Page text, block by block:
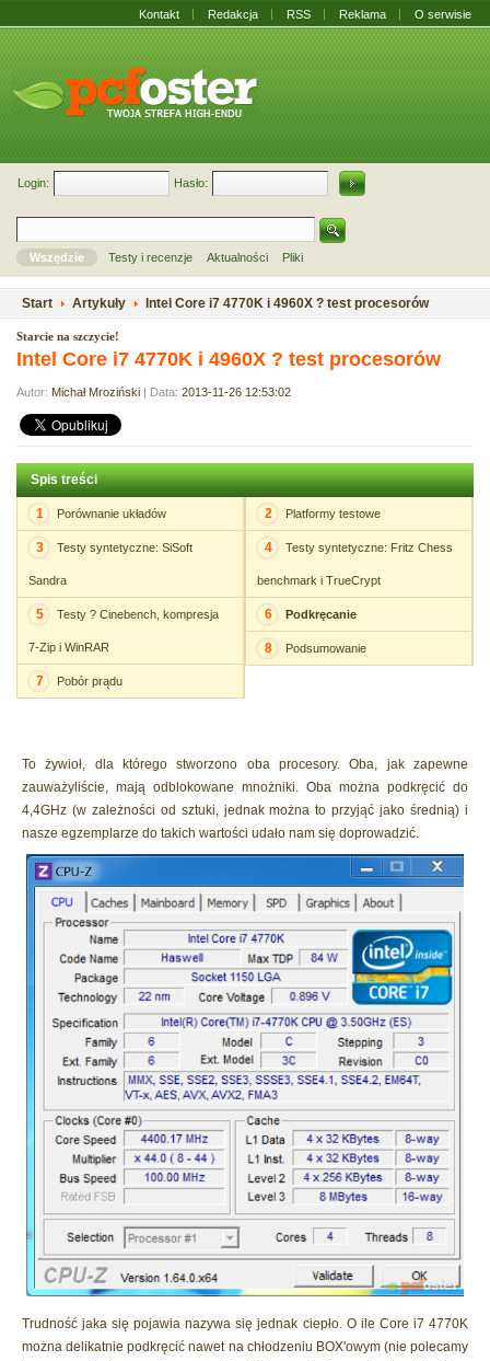
Kontakt Redakcja RSS Reklama O serwisie
Login: Hasło:
Wszędzie Testy i recenzje Aktualności Pliki
Start Artykuły Intel Core i7 4770K i 4960X ? test procesorów
Starcie na szczycie!
Intel Core i7 4770K i 4960X ? test procesorów
Autor: Michał Mroziński | Data: 2013-11-26 12:53:02
Spis treści
1 Porównanie układów
3 Testy syntetyczne: SiSoft
Sandra
5 Testy ? Cinebench, kompresja
7-Zip i WinRAR
7 Pobór prądu
2 Platformy testowe
4 Testy syntetyczne: Fritz Chess
benchmark i TrueCrypt
6 Podkręcanie
8 Podsumowanie
To żywioł, dla którego stworzono oba procesory. Oba, jak zapewne
zauważyliście, mają odblokowane mnożniki. Oba można podkręcić do
4,4GHz (w zależności od sztuki, jednak można to przyjąć jako średnią) i
nasze egzemplarze do takich wartości udało nam się doprowadzić.
Trudność jaka się pojawia nazywa się jednak ciepło. O ile Core i7 4770K
można delikatnie podkręcić nawet na chłodzeniu BOX'owym (nie polecamy